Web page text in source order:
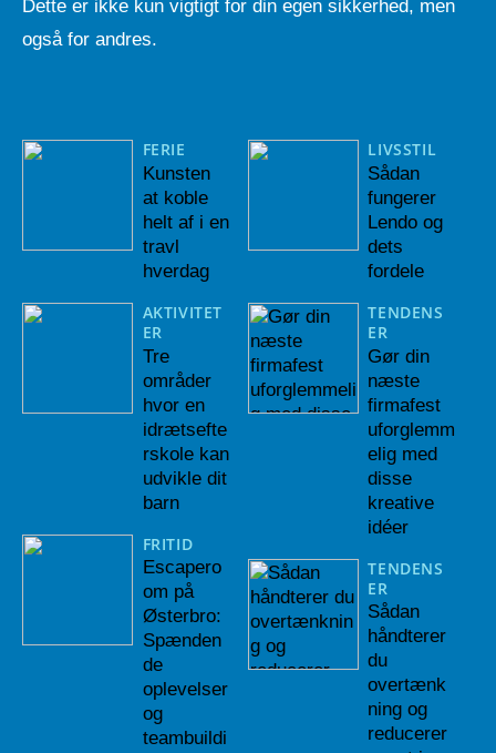
Dette er ikke kun vigtigt for din egen sikkerhed, men
også for andres.
FERIE
Kunsten
at koble
helt af i en
travl
hverdag
AKTIVITET
ER
Tre
områder
hvor en
idrætsefte
rskole kan
udvikle dit
barn
FRITID
Escapero
om på
Østerbro:
Spænden
de
oplevelser
og
teambuildi
LIVSSTIL
Sådan
fungerer
Lendo og
dets
fordele
TENDENS
ER
Gør din
næste
firmafest
uforglemm
elig med
disse
kreative
idéer
TENDENS
ER
Sådan
håndterer
du
overtænk
ning og
reducerer